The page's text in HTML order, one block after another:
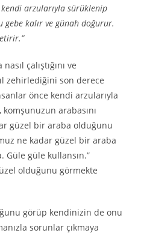
kendi arzularıyla sürüklenip
kalır ve günah doğurur.
çalıştığını ve
zehirlediğini son derece
önce kendi arzularıyla
arabasını
güzel bir araba olduğunu
ne kadar güzel bir araba
Güle güle kullansın.”
olduğunu görmekte
görüp kendinizin de onu
sorunlar çıkmaya